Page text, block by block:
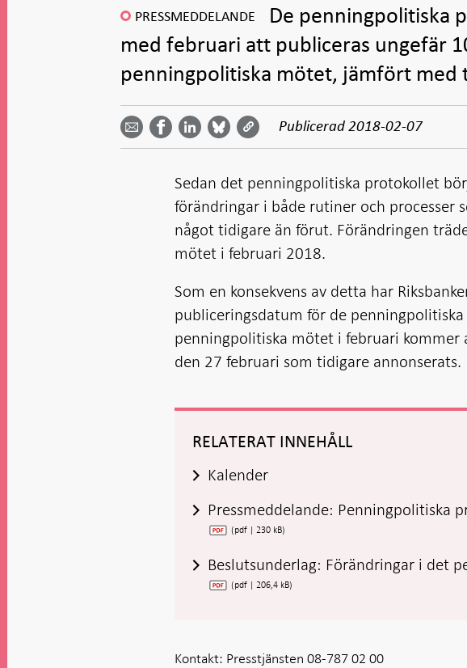
PRESSMEDDELANDE
De penningpolitiska
med februari att publiceras ungefär
penningpolitiska mötet, jämfört med
Dela
email -
Öppnas
Dela på
Facebook
- Öppnas
Dela på
LinkedIn
-
Öppnas
på
Bluesky
-
i ny flik
på
Twitter
-
i ny flik
Publicerad 2018-02-07
Sedan det penningpolitiska protokollet
förändringar i både rutiner och
något tidigare än förut. Förändringen
mötet i februari 2018.
Som en konsekvens av detta har
publiceringsdatum för de
penningpolitiska mötet i februari
den 27 februari som tidigare annonserats.
RELATERAT INNEHÅLL
Kalender
Pressmeddelande: Penningpolitiska
(pdf | 230 kB)
Beslutsunderlag: Förändringar i det
(pdf | 206,4 kB)
Kontakt: Presstjänsten 08-787 02 00